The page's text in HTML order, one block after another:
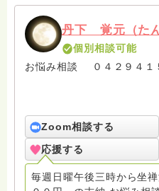
丹下 覚元（た
個別相談可能
お悩み相談 ０４２９４１
Zoom相談する
応援する
毎週日曜午後三時から坐